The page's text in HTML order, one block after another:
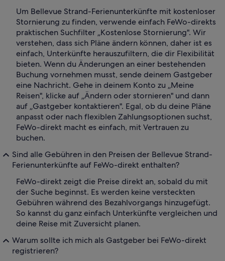
Um Bellevue Strand-Ferienunterkünfte mit kostenloser
Stornierung zu finden, verwende einfach FeWo-direkts
praktischen Suchfilter „Kostenlose Stornierung". Wir
verstehen, dass sich Pläne ändern können, daher ist es
einfach, Unterkünfte herauszufiltern, die dir Flexibilität
bieten. Wenn du Änderungen an einer bestehenden
Buchung vornehmen musst, sende deinem Gastgeber
eine Nachricht. Gehe in deinem Konto zu „Meine
Reisen", klicke auf „Ändern oder stornieren" und dann
auf „Gastgeber kontaktieren". Egal, ob du deine Pläne
anpasst oder nach flexiblen Zahlungsoptionen suchst,
FeWo-direkt macht es einfach, mit Vertrauen zu
buchen.
Sind alle Gebühren in den Preisen der Bellevue Strand-
Ferienunterkünfte auf FeWo-direkt enthalten?
FeWo-direkt zeigt die Preise direkt an, sobald du mit
der Suche beginnst. Es werden keine versteckten
Gebühren während des Bezahlvorgangs hinzugefügt.
So kannst du ganz einfach Unterkünfte vergleichen und
deine Reise mit Zuversicht planen.
Warum sollte ich mich als Gastgeber bei FeWo-direkt
registrieren?